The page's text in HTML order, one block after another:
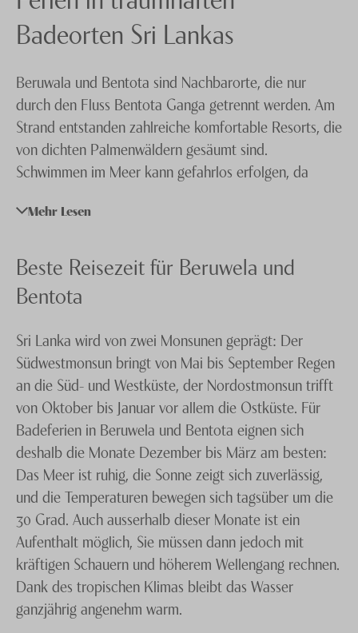
Hikkaduwa
Hambantota
Kalpitiya
Kandy
Lavinia
Sigiriya Habarana Kandalama
Tangalle
Trincomalee
Udawalawe NP
Wadduwa & Kalutara
Waikkal
Wilpattu
Yala NP
Knecht Gruppe
Impressum
Jobs
Badeorten Sri Lankas
Beruwala und Bentota sind Nachbarorte, die nur
durch den Fluss Bentota Ganga getrennt werden. Am
Strand entstanden zahlreiche komfortable Resorts, die
von dichten Palmenwäldern gesäumt sind.
Schwimmen im Meer kann gefahrlos erfolgen, da
dienen. Surfer und Freunde des Wasserskis oder
den Lagunen von Beruwala und Bentota. Im
Fischerdorf Kosgoda befindet sich eine
Aufzuchtstation für Schildkröten. Bei der kleinen
Garten, «Brief Garden». UnsereSpezialistenwerden
Ihre Ferien inSri Lankaund Ihren Aufenthalt in
traumhaften Badeorten organisieren.
Die beiden Nachbarorte liegen an der Südwestküste
Sri Lankas, rund zwei Autostunden südlich des
internationalen Flughafens von Colombo. Die
vergleichsweise kurze Anreise macht Beruwela und
Bentota zu einem idealen Start- oder Endpunkt einer
Reise durch Sri Lanka. Während Bentota vor allem für
seinen langen, breiten Sandstrand und die Lagune
bekannt ist, blickt Beruwela auf eine lange Geschichte
Mehr Lesen
Beste Reisezeit für Beruwela und
Bentota
Sri Lanka wird von zwei Monsunen geprägt: Der
Südwestmonsun bringt von Mai bis September Regen
an die Süd- und Westküste, der Nordostmonsun trifft
von Oktober bis Januar vor allem die Ostküste. Für
Badeferien in Beruwela und Bentota eignen sich
deshalb die Monate Dezember bis März am besten:
Das Meer ist ruhig, die Sonne zeigt sich zuverlässig,
und die Temperaturen bewegen sich tagsüber um die
30 Grad. Auch ausserhalb dieser Monate ist ein
Aufenthalt möglich, Sie müssen dann jedoch mit
kräftigen Schauern und höherem Wellengang rechnen.
Dank des tropischen Klimas bleibt das Wasser
ganzjährig angenehm warm.